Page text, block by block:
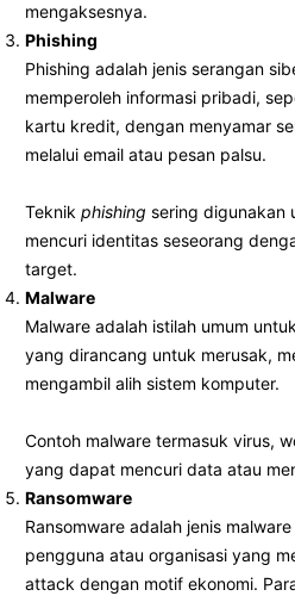
mengaksesnya.
Phishing
Phishing adalah jenis serangan
memperoleh informasi pribadi,
kartu kredit, dengan menyamar
melalui email atau pesan palsu.
Teknik phishing sering digunakan
mencuri identitas seseorang
target.
Malware
Malware adalah istilah umum
yang dirancang untuk merusak,
mengambil alih sistem komputer.
Contoh malware termasuk virus,
yang dapat mencuri data atau
Ransomware
Ransomware adalah jenis
pengguna atau organisasi yang
attack dengan motif ekonomi.